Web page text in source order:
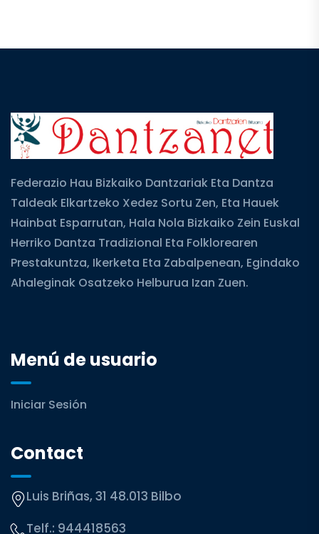
Federazio Hau Bizkaiko Dantzariak Eta Dantza
Taldeak Elkartzeko Xedez Sortu Zen, Eta Hauek
Hainbat Esparrutan, Hala Nola Bizkaiko Zein Euskal
Herriko Dantza Tradizional Eta Folklorearen
Prestakuntza, Ikerketa Eta Zabalpenean, Egindako
Ahaleginak Osatzeko Helburua Izan Zuen.
Menú de usuario
Iniciar Sesión
Contact
Luis Briñas, 31 48.013 Bilbo
Telf.: 944418563